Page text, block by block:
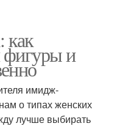
как
фигуры и
имидж-
о типах женских
лучше выбирать